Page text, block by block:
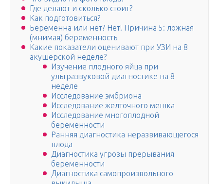
Где делают и сколько стоит?
Как подготовиться?
Беременна или нет? Нет! Причина 5: ложная
(мнимая) беременность
Какие показатели оценивают при УЗИ на 8
акушерской неделе?
Изучение плодного яйца при
ультразвуковой диагностике на 8
неделе
Исследование эмбриона
Исследование желточного мешка
Исследование многоплодной
беременности
Ранняя диагностика неразвивающегося
плода
Диагностика угрозы прерывания
беременности
Диагностика самопроизвольного